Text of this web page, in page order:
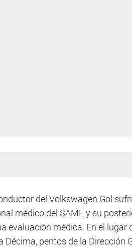
del Volkswagen Gol
médico del SAME y su
evaluación médica. En el lugar
peritos de la Dirección